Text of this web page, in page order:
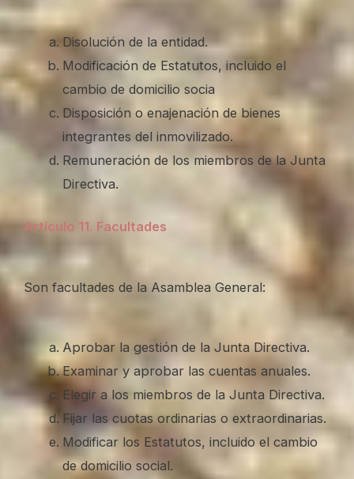
Disolución de la entidad.
Modificación de Estatutos, incluido el
cambio de domicilio socia
Disposición o enajenación de bienes
integrantes del inmovilizado.
Remuneración de los miembros de la Junta
Directiva.
Artículo 11. Facultades
Son facultades de la Asamblea General:
Aprobar la gestión de la Junta Directiva.
Examinar y aprobar las cuentas anuales.
Elegir a los miembros de la Junta Directiva.
Fijar las cuotas ordinarias o extraordinarias.
Modificar los Estatutos, incluido el cambio
de domicilio social.